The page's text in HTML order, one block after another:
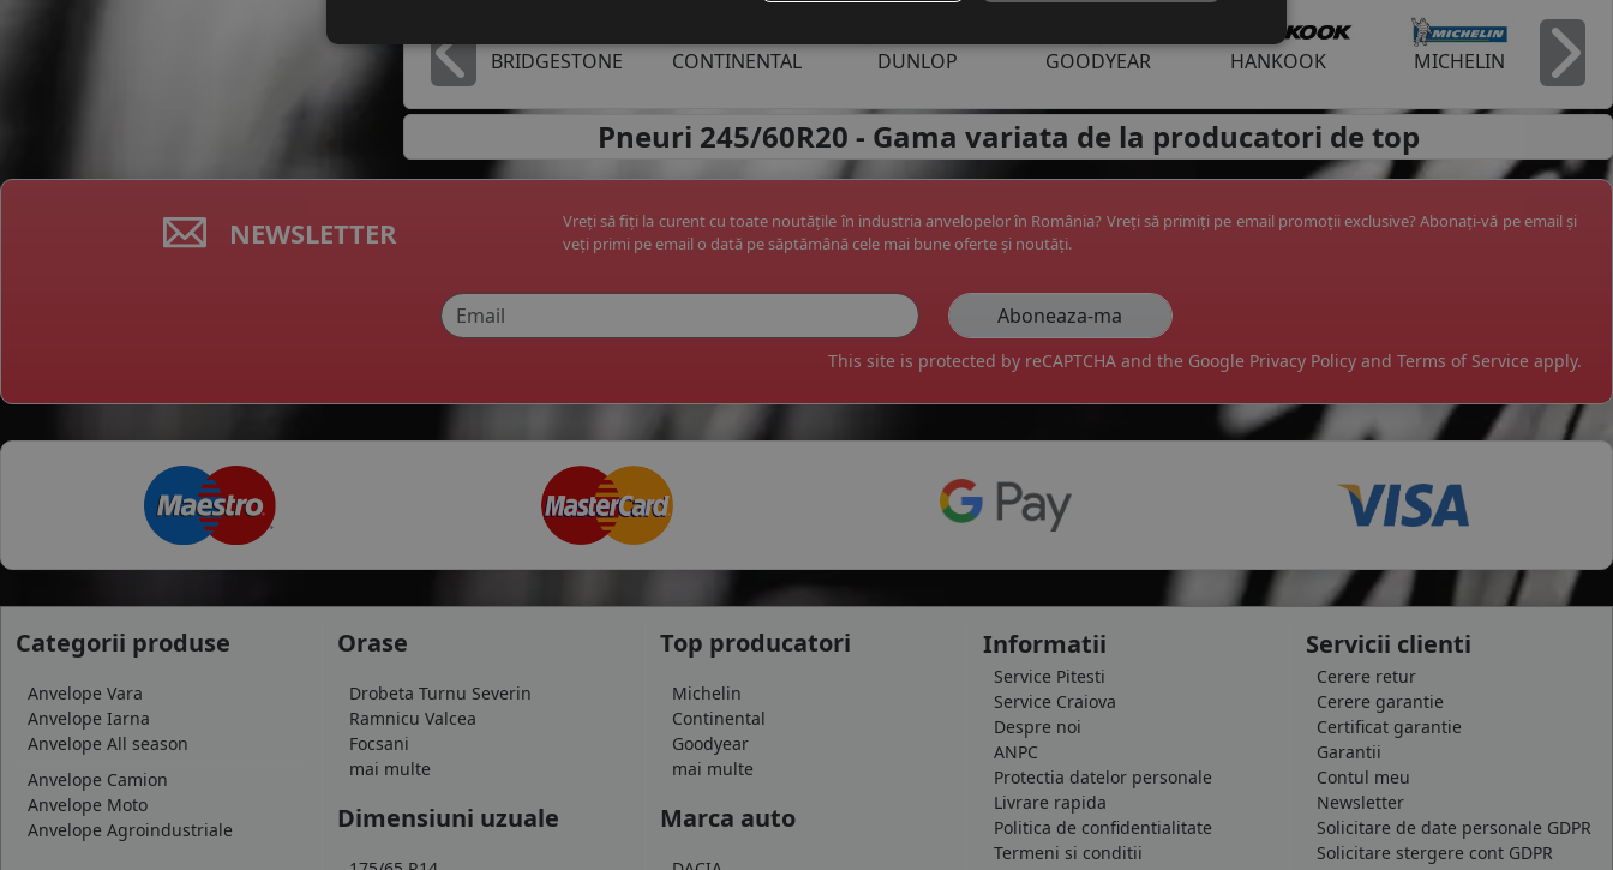
BRIDGESTONE CONTINENTAL DUNLOP GOODYEAR HANKOOK MICHELIN
Inapoi
Pneuri 245/60R20 - Gama variata de la producatori de top
NEWSLETTER
Vreți să fiți la curent cu toate noutățile în industria anvelopelor în România? Vreți să primiți pe email promoții exclusive? Abonați-vă pe email și
veți primi pe email o dată pe săptămână cele mai bune oferte și noutăți.
This site is protected by reCAPTCHA and the Google Privacy Policy and Terms of Service apply.
Categorii produse
Anvelope Vara
Anvelope Iarna
Anvelope All season
Anvelope Camion
Anvelope Moto
Anvelope Agroindustriale
Orase
Drobeta Turnu Severin
Ramnicu Valcea
Focsani
mai multe
Dimensiuni uzuale
Top producatori
Michelin
Continental
Goodyear
mai multe
Marca auto
Informatii
Service Pitesti
Service Craiova
Despre noi
ANPC
Protectia datelor personale
Livrare rapida
Politica de confidentialitate
Termeni si conditii
Servicii clienti
Cerere retur
Cerere garantie
Certificat garantie
Garantii
Contul meu
Newsletter
Solicitare de date personale GDPR
Solicitare stergere cont GDPR